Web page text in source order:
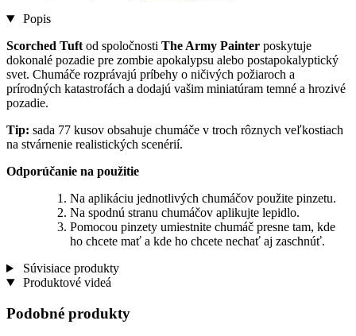
Popis
Scorched Tuft od spoločnosti The Army Painter poskytuje
dokonalé pozadie pre zombie apokalypsu alebo postapokalyptický
svet. Chumáče rozprávajú príbehy o ničivých požiaroch a
prírodných katastrofách a dodajú vašim miniatúram temné a hrozivé
pozadie.
Tip: sada 77 kusov obsahuje chumáče v troch rôznych veľkostiach
na stvárnenie realistických scenérií.
Odporúčanie na použitie
Na aplikáciu jednotlivých chumáčov použite pinzetu.
Na spodnú stranu chumáčov aplikujte lepidlo.
Pomocou pinzety umiestnite chumáč presne tam, kde
ho chcete mať a kde ho chcete nechať aj zaschnúť.
Súvisiace produkty
Produktové videá
Podobné produkty